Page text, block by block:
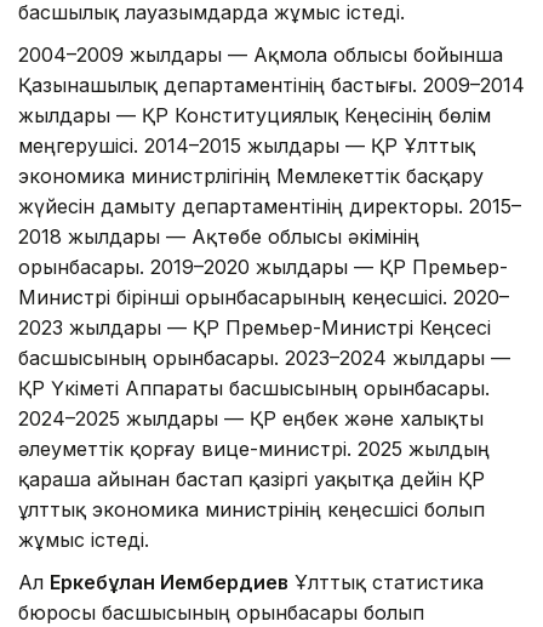
басшылық лауазымдарда жұмыс істеді.
2004–2009 жылдары — Ақмола облысы бойынша
Қазынашылық департаментінің бастығы. 2009–2014
жылдары — ҚР Конституциялық Кеңесінің бөлім
меңгерушісі. 2014–2015 жылдары — ҚР Ұлттық
экономика министрлігінің Мемлекеттік басқару
жүйесін дамыту департаментінің директоры. 2015–
2018 жылдары — Ақтөбе облысы әкімінің
орынбасары. 2019–2020 жылдары — ҚР Премьер-
Министрі бірінші орынбасарының кеңесшісі. 2020–
2023 жылдары — ҚР Премьер-Министрі Кеңсесі
басшысының орынбасары. 2023–2024 жылдары —
ҚР Үкіметі Аппараты басшысының орынбасары.
2024–2025 жылдары — ҚР еңбек және халықты
әлеуметтік қорғау вице-министрі. 2025 жылдың
қараша айынан бастап қазіргі уақытқа дейін ҚР
ұлттық экономика министрінің кеңесшісі болып
жұмыс істеді.
Ал Еркебұлан Иембердиев Ұлттық статистика
бюросы басшысының орынбасары болып